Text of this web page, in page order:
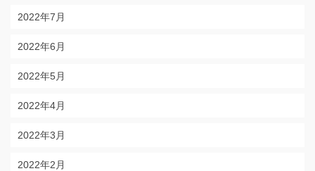
2022年7月
2022年6月
2022年5月
2022年4月
2022年3月
2022年2月